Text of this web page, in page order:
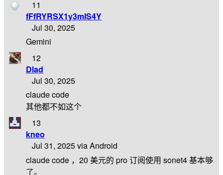
11
fFfRYRSX1y3mIS4Y
Jul 30, 2025
Gemini
12
Dlad
Jul 30, 2025
claude code
其他都不如这个
13
kneo
Jul 31, 2025 via Android
claude code ，20 美元的 pro 订阅使用 sonet4 基本够
了。